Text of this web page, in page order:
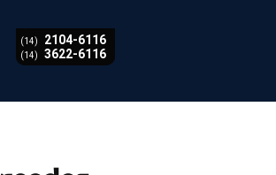
(14) 2104-6116
(14) 3622-6116